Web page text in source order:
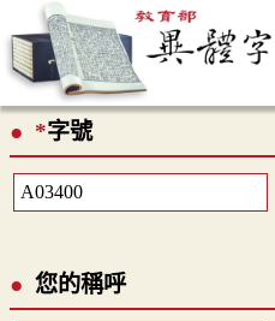
最新消息
*字號
您的稱呼